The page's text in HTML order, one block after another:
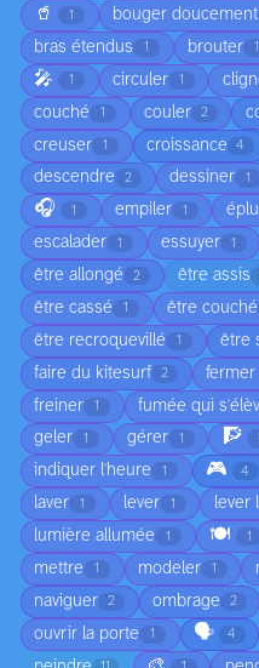
🥤 1 bouger doucement
bras étendus 1 brouter 1
🎤 1 circuler 1
couché 1 couler 2
creuser 1 croissance 4
descendre 2 dessiner 1
🎧 1 empiler 1
escalader 1 essuyer 1
être allongé 2 être assis
être cassé 1 être couché
être recroquevillé 1 être
faire du kitesurf 2 fermer
freiner 1 fumée qui
geler 1 gérer 1 🧗
indiquer l'heure 1 🎮 4
laver 1 lever 1 lever
lumière allumée 1 🍽️ 1
mettre 1 modeler 1
naviguer 2 ombrage 2
ouvrir la porte 1 🗣️ 4